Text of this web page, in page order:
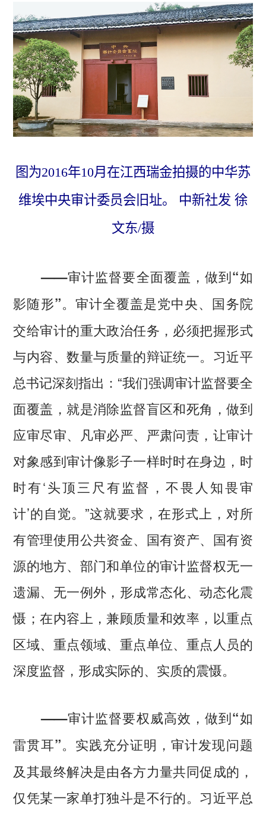
图为2016年10月在江西瑞金拍摄的中华苏
维埃中央审计委员会旧址。 中新社发 徐
文东/摄
——审计监督要全面覆盖，做到“如
影随形”。 审计全覆盖是党中央、国务院
交给审计的重大政治任务，必须把握形式
与内容、数量与质量的辩证统一。习近平
总书记深刻指出：“我们强调审计监督要全
面覆盖，就是消除监督盲区和死角，做到
应审尽审、凡审必严、严肃问责，让审计
对象感到审计像影子一样时时在身边，时
时有‘头顶三尺有监督，不畏人知畏审
计’的自觉。”这就要求，在形式上，对所
有管理使用公共资金、国有资产、国有资
源的地方、部门和单位的审计监督权无一
遗漏、无一例外，形成常态化、动态化震
慑；在内容上，兼顾质量和效率，以重点
区域、重点领域、重点单位、重点人员的
深度监督，形成实际的、实质的震慑。
——审计监督要权威高效，做到“如
雷贯耳”。 实践充分证明，审计发现问题
及其最终解决是由各方力量共同促成的，
仅凭某一家单打独斗是不行的。习近平总